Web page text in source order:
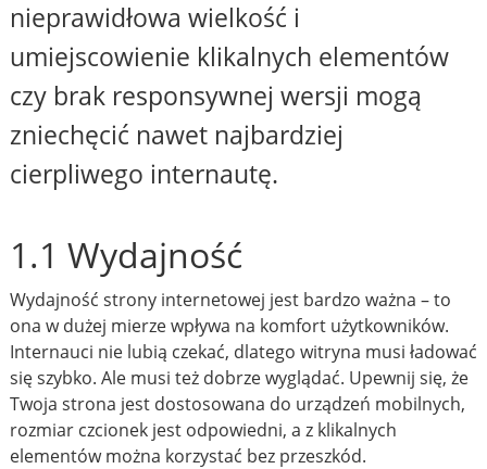
nieprawidłowa wielkość i
umiejscowienie klikalnych elementów
czy brak responsywnej wersji mogą
zniechęcić nawet najbardziej
cierpliwego internautę.
1.1 Wydajność
Wydajność strony internetowej jest bardzo ważna – to
ona w dużej mierze wpływa na komfort użytkowników.
Internauci nie lubią czekać, dlatego witryna musi ładować
się szybko. Ale musi też dobrze wyglądać. Upewnij się, że
Twoja strona jest dostosowana do urządzeń mobilnych,
rozmiar czcionek jest odpowiedni, a z klikalnych
elementów można korzystać bez przeszkód.